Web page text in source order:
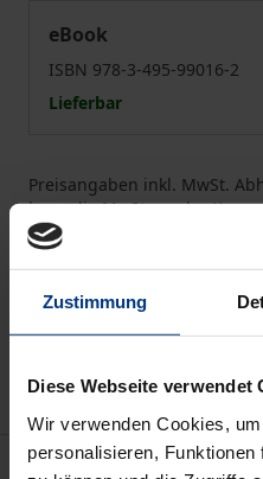
Zustimmung
Diese Webseite verwendet
Wir verwenden Cookies,
personalisieren,
eBook
ISBN 978-3-495-99016-2
Lieferbar
Preisangaben inkl. MwSt.
kann die MwSt. an der
In den
Zur Wunschliste
Hinweise zu Versandkosten
Beschreibung